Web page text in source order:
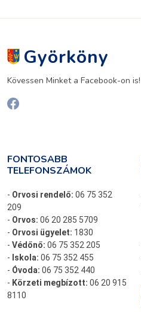
Györköny
Kövessen Minket a Facebook-on is!
FONTOSABB
TELEFONSZÁMOK
- Orvosi rendelő: 06 75 352
209
- Orvos: 06 20 285 5709
- Orvosi ügyelet: 1830
- Védőnő: 06 75 352 205
- Iskola: 06 75 352 455
- Óvoda: 06 75 352 440
- Körzeti megbízott: 06 20 915
8110